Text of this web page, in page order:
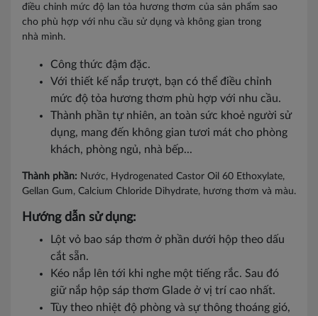
điều chỉnh mức độ lan tỏa hương thơm của sản phẩm sao
cho phù hợp với nhu cầu sử dụng và không gian trong
nhà mình.
Công thức đậm đặc.
Với thiết kế nắp trượt, bạn có thể điều chỉnh
mức độ tỏa hương thơm phù hợp với nhu cầu.
Thành phần tự nhiên, an toàn sức khoẻ người sử
dụng, mang đến không gian tươi mát cho phòng
khách, phòng ngủ, nhà bếp...
Thành phần: Nước, Hydrogenated Castor Oil 60 Ethoxylate,
Gellan Gum, Calcium Chloride Dihydrate, hương thơm và màu.
Hướng dẫn sử dụng:
Lột vỏ bao sáp thơm ở phần dưới hộp theo dấu
cắt sẵn.
Kéo nắp lên tới khi nghe một tiếng rắc. Sau đó
giữ nắp hộp sáp thơm Glade ở vị trí cao nhất.
Tùy theo nhiệt độ phòng và sự thông thoáng gió,